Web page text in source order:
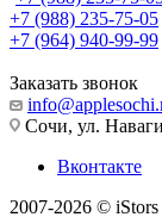
+7 (988) 235-75-05
+7 (964) 940-99-99
Заказать звонок
Сочи, ул.
Вконтакте
2007-2026 ©